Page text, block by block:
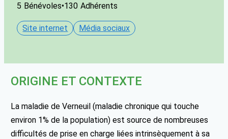
5 Bénévoles•130 Adhérents
Site internet Média sociaux
ORIGINE ET CONTEXTE
La maladie de Verneuil (maladie chronique qui touche
environ 1% de la population) est source de nombreuses
difficultés de prise en charge liées intrinsèquement à sa